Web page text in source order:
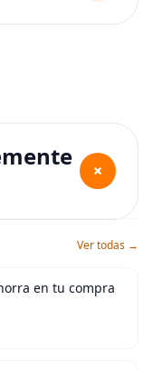
+
Ver todas →
en tu compra